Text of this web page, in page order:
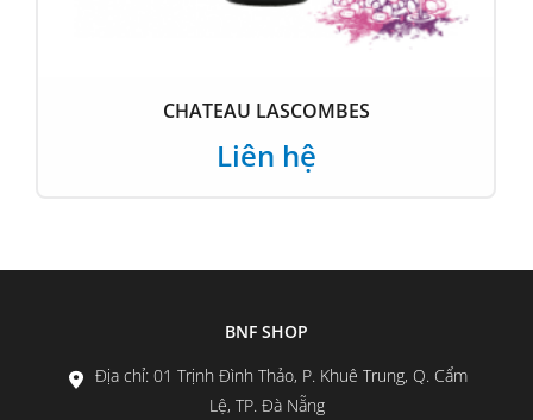
CHATEAU LASCOMBES
Liên hệ
BNF SHOP
Địa chỉ: 01 Trịnh Đình Thảo, P. Khuê Trung, Q. Cẩm
Lệ, TP. Đà Nẵng